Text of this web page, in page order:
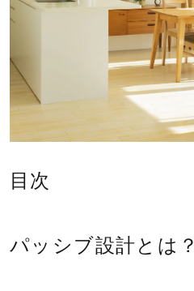
静
東
部
築
リ
目次
パッシブ設計とは？